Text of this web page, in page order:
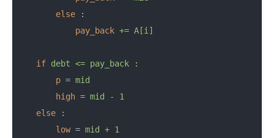
else :
pay_back += A[i]
if debt <= pay_back :
p = mid
high = mid - 1
else :
low = mid + 1